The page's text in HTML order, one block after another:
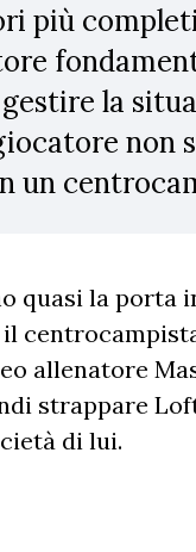
più
la
non
un
quasi la porta
allenatore
strappare
di lui.